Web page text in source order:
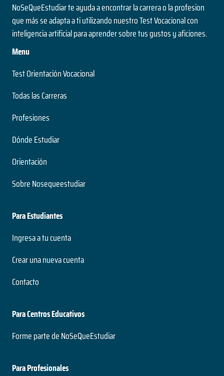
NoSeQueEstudiar te ayuda a encontrar la carrera o la profesion
que más se adapta a ti utilizando nuestro Test Vocacional con
inteligencia artificial para aprender sobre tus gustos y aficiones.
Menu
Test Orientación Vocacional
Todas las Carreras
Profesiones
Dónde Estudiar
Orientación
Sobre Nosequeestudiar
Para Estudiantes
Ingresa a tu cuenta
Crear una nueva cuenta
Contacto
Para Centros Educativos
Forme parte de NoSeQueEstudiar
Para Profesionales